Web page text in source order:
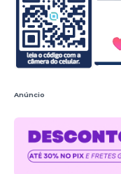
Anúncio